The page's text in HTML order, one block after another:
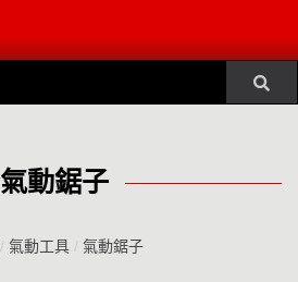
氣動鋸子
/ 氣動工具 / 氣動鋸子